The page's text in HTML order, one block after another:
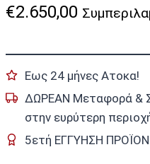
€2.650,00
Εως 24 μήνες Ατοκα!
ΔΩΡΕΑΝ Μεταφορά &
στην ευρύτερη
5ετή ΕΓΓΥΗΣΗ